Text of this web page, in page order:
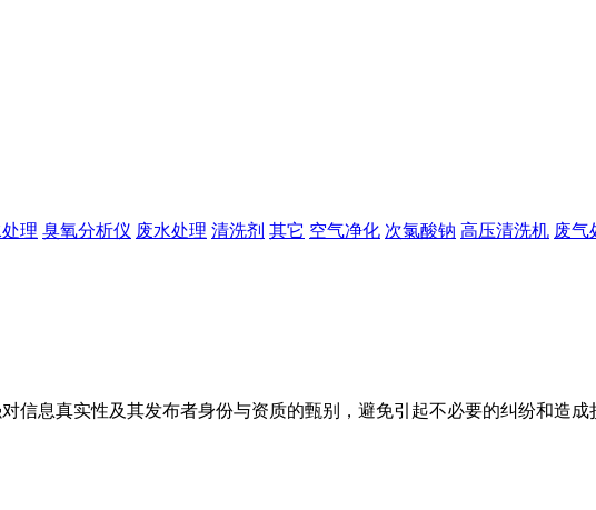
理 臭氧分析仪 废水处理 清洗剂 其它 空气净化 次氯酸钠 高压清洗机 废气
信息真实性及其发布者身份与资质的甄别，避免引起不必要的纠纷和造成